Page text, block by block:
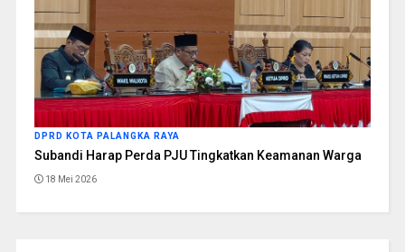
DPRD KOTA PALANGKA RAYA
Subandi Harap Perda PJU Tingkatkan Keamanan Warga
18 Mei 2026